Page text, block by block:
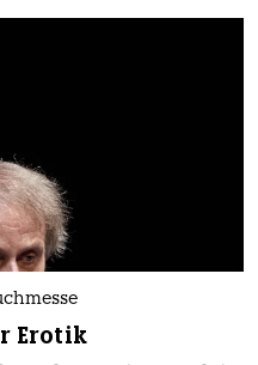
Erotik